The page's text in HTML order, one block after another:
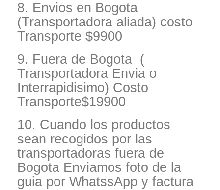
8. Envios en Bogota
(Transportadora aliada) costo
Transporte $9900
9. Fuera de Bogota (
Transportadora Envia o
Interrapidisimo) Costo
Transporte$19900
10. Cuando los productos
sean recogidos por las
transportadoras fuera de
Bogota Enviamos foto de la
guia por WhatssApp y factura